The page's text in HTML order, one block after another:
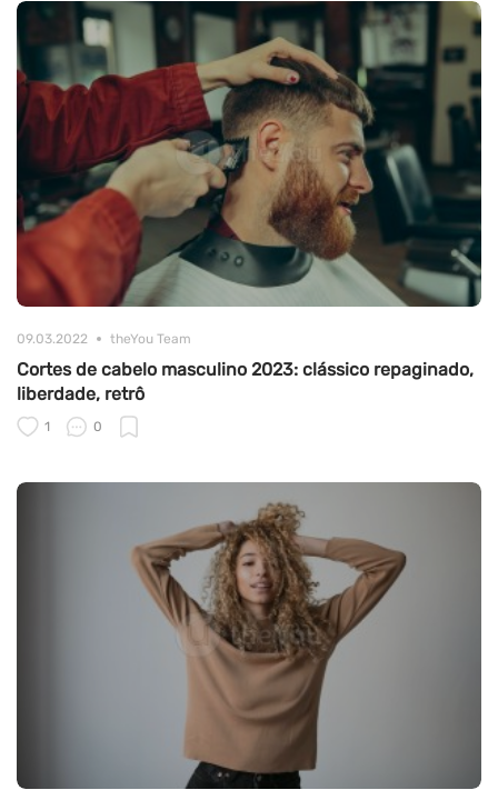
09.03.2022 theYou Team
Cortes de cabelo masculino 2023: clássico repaginado,
liberdade, retrô
1 0